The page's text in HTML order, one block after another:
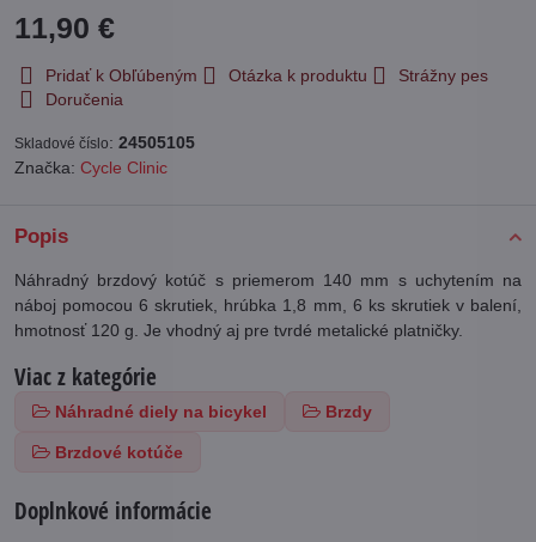
11,90 €
Pridať k Obľúbeným Otázka k produktu
Strážny pes
Doručenia
Skladové číslo: 24505105
Značka: Cycle Clinic
Popis
Náhradný brzdový kotúč s priemerom 140 mm s uchytením na
náboj pomocou 6 skrutiek, hrúbka 1,8 mm, 6 ks skrutiek v balení,
hmotnosť 120 g. Je vhodný aj pre tvrdé metalické platničky.
Viac z kategórie
Náhradné diely na bicykel Brzdy
Brzdové kotúče
Doplnkové informácie